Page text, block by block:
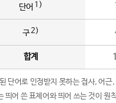
단어 1)
구2)
합계
단어로 인정받지 못하는 접사, 어근
띄어 쓴 표제어와 띄어 쓰는 것이 원